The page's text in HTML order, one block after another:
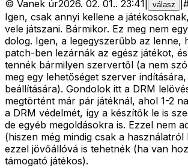
© Vanek úr2026. 02. 01.. 23:41 válasz
Igen, csak annyi kellene a
vele játszani. Bármikor. Ez meg nem
dolog. Igen, a legegyszerűbb az lenne,
patch-ben lezárnák az egész játékot,
tennék bármilyen szervertől (a nem
meg egy lehetőséget szerver
beállítására). Gondolok itt a DRM
megtörtént már pár játéknál, ahol 1-2
a DRM védelmét, így a készítők le is
de egyéb megoldásokra is. Ezzel nem
(hiszen még mindig csak a
ezzel jövőállóvá is tehetnék (ha van
támogató játékos).